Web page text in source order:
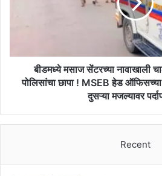
पोलिसांचा
!
इनामदार
बीडमध्ये मसाज सेंटरच्या नावाखाली
पोलिसांचा छापा ! MSEB हेड
दुसऱ्या मजल्यावर
Recent